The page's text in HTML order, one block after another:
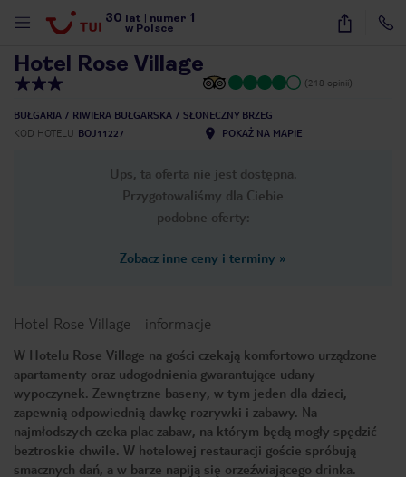
30 lat numer 1
w Polsce
13
Hotel Rose Village
(218 opinii)
BUŁGARIA RIWIERA BUŁGARSKA
SŁONECZNY BRZEG
KOD HOTELU BOJ11227 POKAŻ NA MAPIE
Ups, ta oferta nie jest dostępna.
Przygotowaliśmy dla Ciebie
podobne oferty:
Zobacz inne ceny i terminy »
Hotel Rose Village - informacje
W Hotelu Rose Village na gości czekają komfortowo urządzone
apartamenty oraz udogodnienia gwarantujące udany
wypoczynek. Zewnętrzne baseny, w tym jeden dla dzieci,
zapewnią odpowiednią dawkę rozrywki i zabawy. Na
najmłodszych czeka plac zabaw, na którym będą mogły spędzić
beztroskie chwile. W hotelowej restauracji goście spróbują
smacznych dań, a w barze napiją się orzeźwiającego drinka.